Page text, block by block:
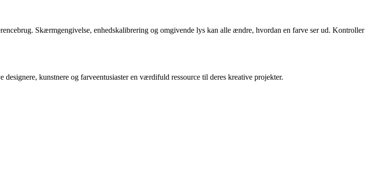
Skærmgengivelse, enhedskalibrering og omgivende lys kan alle ændre, hvordan en farve ser ud. Kontroller
kunstnere og farveentusiaster en værdifuld ressource til deres kreative projekter.